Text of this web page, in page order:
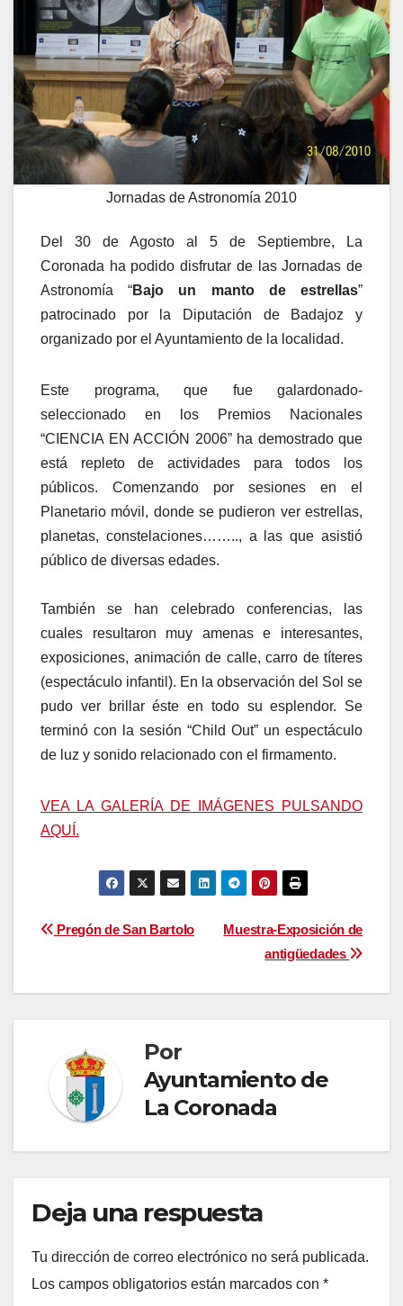
Jornadas de Astronomía 2010
Del 30 de Agosto al 5 de Septiembre, La
Coronada ha podido disfrutar de las Jornadas de
Astronomía “Bajo un manto de estrellas”
patrocinado por la Diputación de Badajoz y
organizado por el Ayuntamiento de la localidad.
Este programa, que fue galardonado-
seleccionado en los Premios Nacionales
“CIENCIA EN ACCIÓN 2006” ha demostrado que
está repleto de actividades para todos los
públicos. Comenzando por sesiones en el
Planetario móvil, donde se pudieron ver estrellas,
planetas, constelaciones…….., a las que asistió
público de diversas edades.
También se han celebrado conferencias, las
cuales resultaron muy amenas e interesantes,
exposiciones, animación de calle, carro de títeres
(espectáculo infantil). En la observación del Sol se
pudo ver brillar éste en todo su esplendor. Se
terminó con la sesión “Child Out” un espectáculo
de luz y sonido relacionado con el firmamento.
VEA LA GALERÍA DE IMÁGENES PULSANDO
AQUÍ.
Navegación
Muestra-Exposición de
antigüedades
Pregón de San Bartolo
Por
Ayuntamiento de
La Coronada
Deja una respuesta
Tu dirección de correo electrónico no será publicada.
Los campos obligatorios están marcados con *